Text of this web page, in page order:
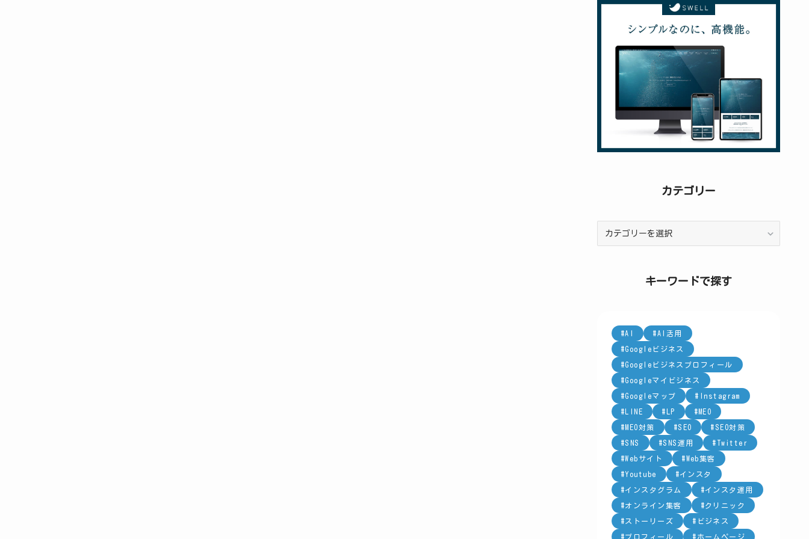
カテゴリー
キーワードで探す
AI AI活用
Googleビジネス
Googleビジネスプロフィール
Googleマイビジネス
Googleマップ Instagram
LINE LP MEO
MEO対策 SEO SEO対策
SNS SNS運用 Twitter
Webサイト Web集客
Youtube インスタ
インスタグラム インスタ運用
オンライン集客 クリニック
ストーリーズ ビジネス
プロフィール ホームページ